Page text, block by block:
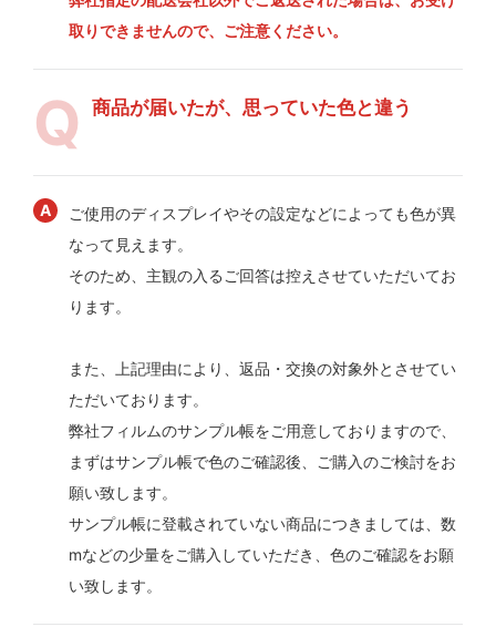
取りできませんので、ご注意ください。
商品が届いたが、思っていた色と違う
ご使用のディスプレイやその設定などによっても色が異
なって見えます。
そのため、主観の入るご回答は控えさせていただいてお
ります。
また、上記理由により、返品・交換の対象外とさせてい
ただいております。
弊社フィルムのサンプル帳をご用意しておりますので、
まずはサンプル帳で色のご確認後、ご購入のご検討をお
願い致します。
サンプル帳に登載されていない商品につきましては、数
mなどの少量をご購入していただき、色のご確認をお願
い致します。